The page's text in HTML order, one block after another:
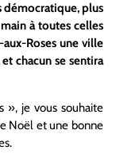
démocratique, plus
à toutes celles
Roses une ville
chacun se sentira
», je vous souhaite
Noël et une bonne